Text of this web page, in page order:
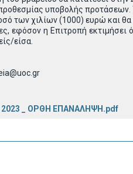
υποβολής
των χιλίων (1000) ευρώ και θα
εφόσον η Επιτροπή εκτιμήσει
είσα.
2023 _ ΟΡΘΗ ΕΠΑΝΑΛΗΨΗ.pdf